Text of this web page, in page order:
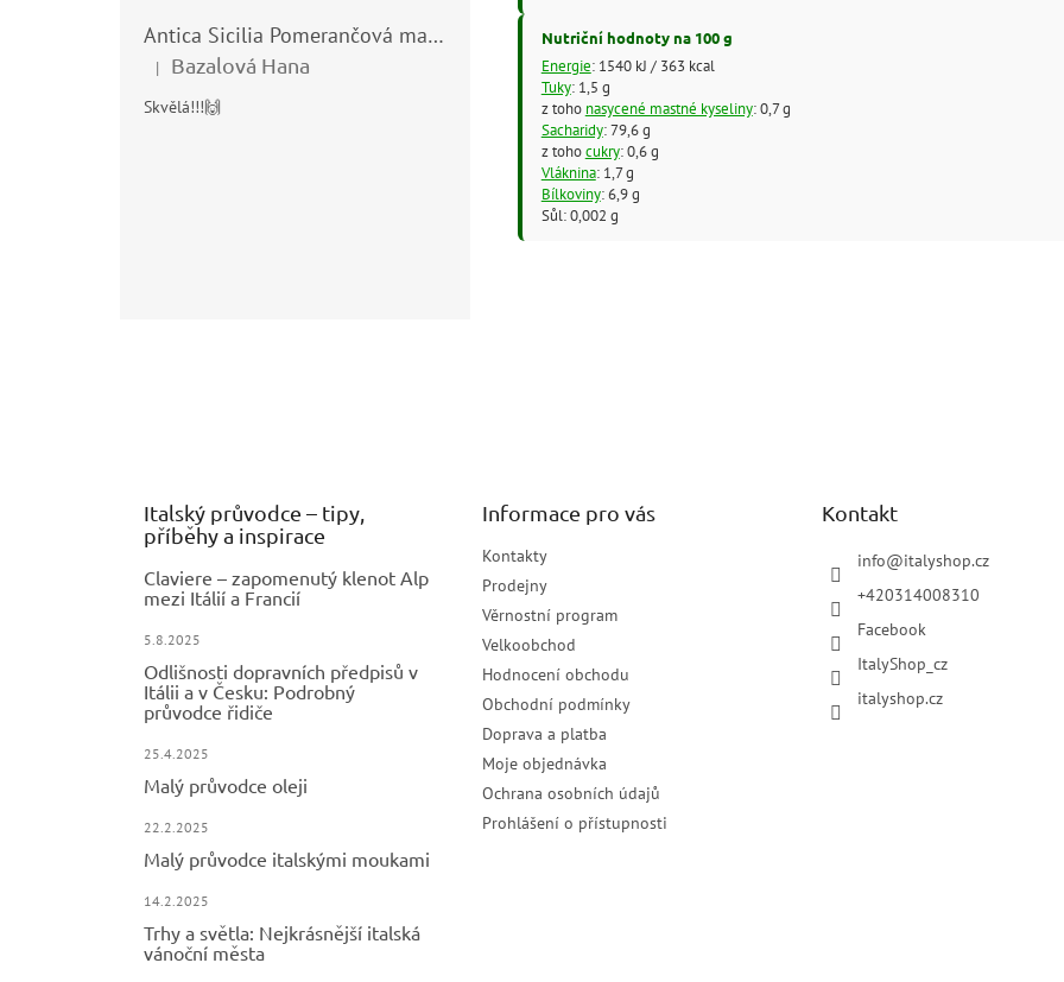
Antica Sicilia Pomerančová marmeláda (Arance di Sicilia) 210g
Hodnocení produktu je 5 z 5 hvězdiček.
| Bazalová Hana
Skvělá!!!🙌
Nutriční hodnoty na 100 g
Energie: 1540 kJ / 363 kcal
Tuky: 1,5 g
z toho nasycené mastné kyseliny: 0,7 g
Sacharidy: 79,6 g
z tohocukry: 0,6 g
Vláknina: 1,7 g
Bílkoviny: 6,9 g
Sůl: 0,002 g
Italský průvodce – tipy,
příběhy a inspirace
Claviere – zapomenutý klenot Alp
mezi Itálií a Francií
5.8.2025
Odlišnosti dopravních předpisů v
Itálii a v Česku: Podrobný
průvodce řidiče
25.4.2025
Malý průvodce oleji
22.2.2025
Malý průvodce italskými moukami
14.2.2025
Trhy a světla: Nejkrásnější italská
vánoční města
Informace pro vás
Kontakty
Prodejny
Věrnostní program
Velkoobchod
Hodnocení obchodu
Obchodní podmínky
Doprava a platba
Moje objednávka
Ochrana osobních údajů
Prohlášení o přístupnosti
Kontakt
info@italyshop.cz
+420314008310
Facebook
ItalyShop_cz
italyshop.cz